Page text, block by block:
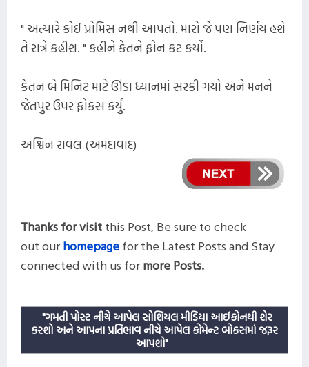
" અત્યારે કોઈ પ્રોમિસ નથી આપતો. મારો જે પણ નિર્ણય હશે
તે રાત્રે કહીશ. " કહીને કેતને ફોન કટ કર્યો.
કેતન બે મિનિટ માટે ઊંડા ધ્યાનમાં સરકી ગયો અને મનને
જેતપુર ઉપર ફોકસ કર્યું.
અશ્વિન રાવલ (અમદાવાદ)
Thanks for visitthis Post,Be sure to check
out ourhomepagefor the Latest Posts andStay
connected with us formorePosts.
"ગમતી પોસ્ટ નીચે આપેલ સોશિયલ મીડિયા આઈકોનથી શેર
કરશો અને આપના પ્રતિભાવ નીચે આપેલ કોમેન્ટ બોક્સમાં જરૂર
આપશો"